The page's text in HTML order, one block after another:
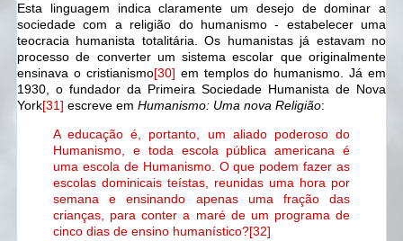
Esta linguagem indica claramente um desejo de dominar a
sociedade com a religião do humanismo - estabelecer uma
teocracia humanista totalitária. Os humanistas já estavam no
processo de converter um sistema escolar que originalmente
ensinava o cristianismo[30] em templos do humanismo. Já em
1930, o fundador da Primeira Sociedade Humanista de Nova
York[31] escreve em Humanismo: Uma nova Religião:
A educação é, portanto, um aliado poderoso do
Humanismo, e toda escola pública americana é
uma escola de Humanismo. O que podem fazer as
escolas dominicais teístas, reunidas uma hora por
semana e ensinando apenas uma fração das
crianças, para conter a maré de um programa de
cinco dias de ensino humanístico?[32]